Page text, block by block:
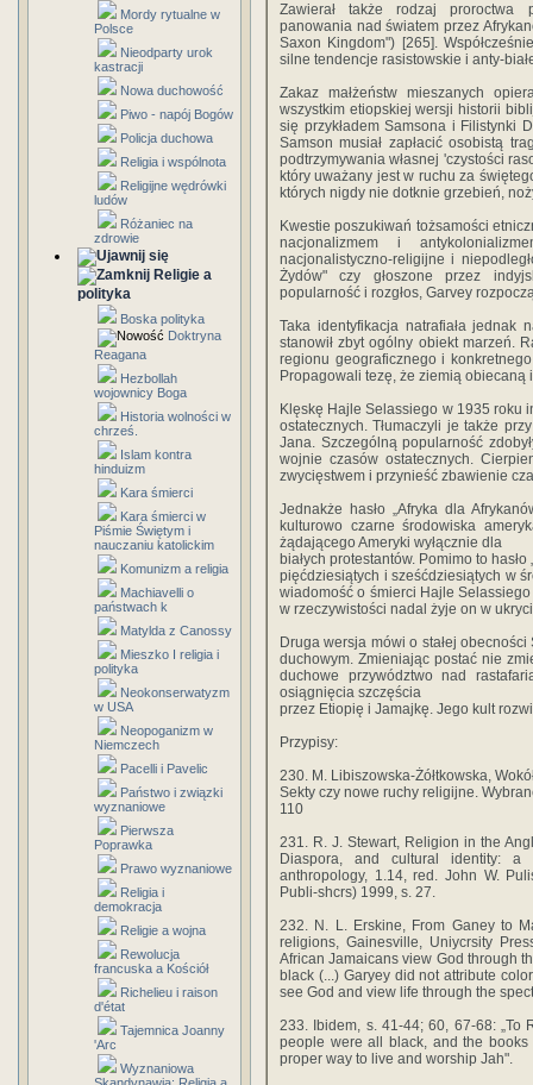
Mordy rytualne w
Polsce
Nieodparty urok
kastracji
Nowa duchowość
Piwo - napój Bogów
Policja duchowa
Religia i wspólnota
Religijne wędrówki
ludów
Różaniec na
zdrowie
Religie a
polityka
Boska polityka
Doktryna
Reagana
Hezbollah
wojownicy Boga
Historia wolności w
chrześ.
Islam kontra
hinduizm
Kara śmierci
Kara śmierci w
Piśmie Świętym i
nauczaniu katolickim
Komunizm a religia
Machiavelli o
państwach k
Matylda z Canossy
Mieszko I religia i
polityka
Neokonserwatyzm
w USA
Neopoganizm w
Niemczech
Pacelli i Pavelic
Państwo i związki
wyznaniowe
Pierwsza
Poprawka
Prawo wyznaniowe
Religia i
demokracja
Religie a wojna
Rewolucja
francuska a Kościół
Richelieu i raison
d'état
Tajemnica Joanny
'Arc
Wyznaniowa
Zawierał także rodzaj proroctwa
panowania nad światem przez
Saxon Kingdom") [265].
silne tendencje rasistowskie i anty-
Zakaz małżeństw mieszanych
wszystkim etiopskiej wersji historii
się przykładem Samsona i Filistynki
Samson musiał zapłacić osobistą
podtrzymywania własnej 'czystości
który uważany jest w ruchu za
których nigdy nie dotknie grzebień,
Kwestie poszukiwań tożsamości
nacjonalizmem i
nacjonalistyczno-religijne i
Żydów" czy głoszone przez
popularność i rozgłos, Garvey
Taka identyfikacja natrafiała jednak
stanowił zbyt ogólny obiekt marzeń.
regionu geograficznego i
Propagowali tezę, że ziemią
Klęskę Hajle Selassiego w 1935 roku
ostatecznych. Tłumaczyli je także
Jana. Szczególną popularność
wojnie czasów ostatecznych.
zwycięstwem i przynieść zbawienie
Jednakże hasło „Afryka dla
kulturowo czarne środowiska
żądającego Ameryki wyłącznie dla
białych protestantów. Pomimo to
pięćdziesiątych i sześćdziesiątych w
wiadomość o śmierci Hajle
w rzeczywistości nadal żyje on w
Druga wersja mówi o stałej
duchowym. Zmieniając postać nie
duchowe przywództwo nad
osiągnięcia szczęścia
przez Etiopię i Jamajkę. Jego kult
Przypisy:
230. M. Libiszowska-Żółtkowska,
Sekty czy nowe ruchy religijne.
110
231. R. J. Stewart, Religion in the
Diaspora, and cultural identity:
anthropology, 1.14, red. John W.
Publi-shcrs) 1999, s. 27.
232. N. L. Erskine, From Ganey to
religions, Gainesville, Uniycrsity
African Jamaicans view God through
black (...) Garyey did not attribute
see God and view life through the
233. Ibidem, s. 41-44; 60, 67-68: „To
people were all black, and the
proper way to live and worship Jah".